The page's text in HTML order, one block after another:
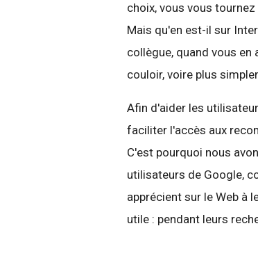
choix, vous vous
Mais qu'en est-il sur
collègue, quand vous
couloir, voire plus
Afin d'aider les
faciliter l'accès aux
C'est pourquoi nous
utilisateurs de Google,
apprécient sur le Web à
utile : pendant leurs